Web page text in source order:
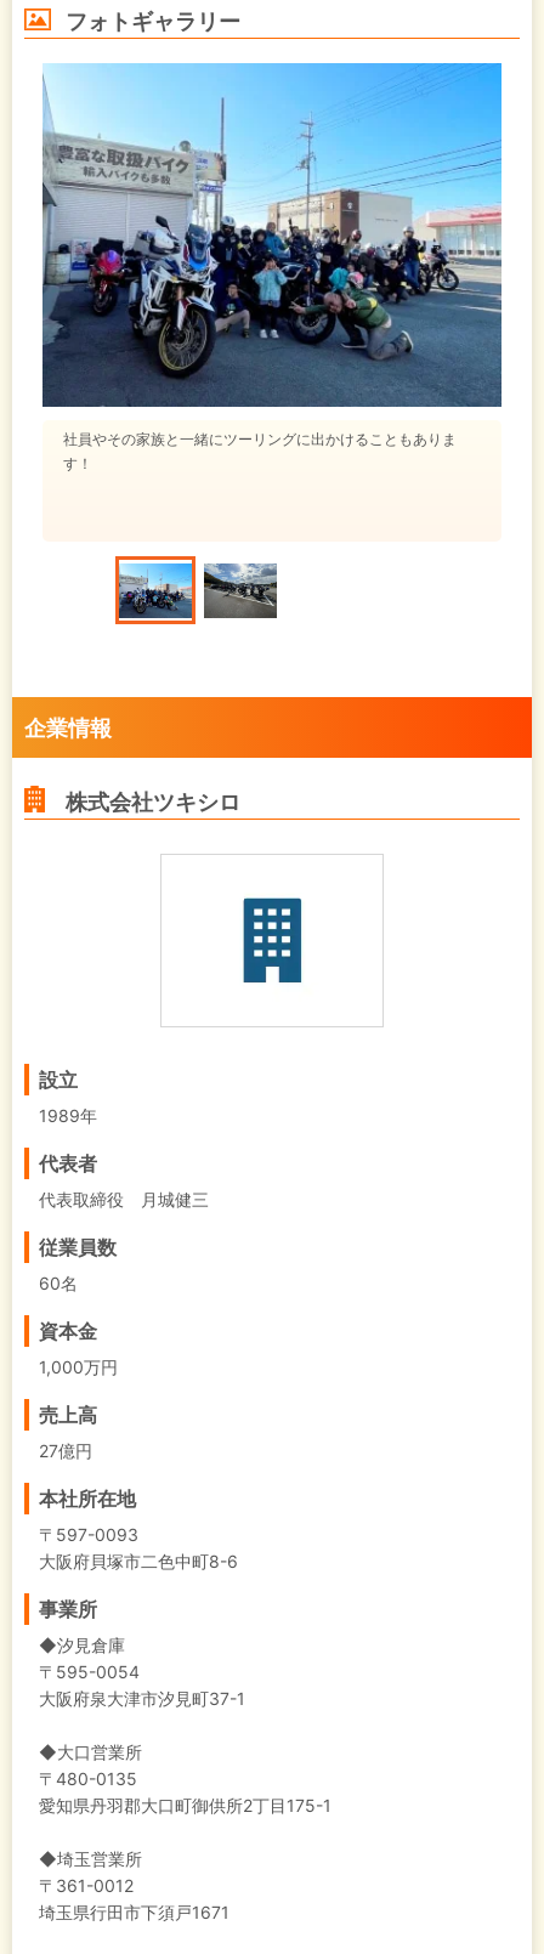
フォトギャラリー
社員やその家族と一緒にツーリングに出かけることもありま
す！
企業情報
株式会社ツキシロ
設立
1989年
代表者
代表取締役 月城健三
従業員数
60名
資本金
1,000万円
売上高
27億円
本社所在地
〒597-0093
大阪府貝塚市二色中町8-6
事業所
◆汐見倉庫
〒595-0054
大阪府泉大津市汐見町37-1
◆大口営業所
〒480-0135
愛知県丹羽郡大口町御供所2丁目175-1
◆埼玉営業所
〒361-0012
埼玉県行田市下須戸1671